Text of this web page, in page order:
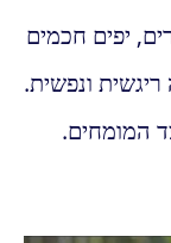
ונערים, יפים חכמים
ונפשית.
המומחים.